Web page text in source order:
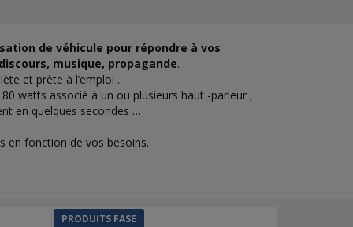
de véhicule pour répondre à vos
musique, propagande.
et prête à l’emploi .
watts associé à un ou plusieurs haut -parleur ,
en quelques secondes …
en fonction de vos besoins.
PRODUITS FASE